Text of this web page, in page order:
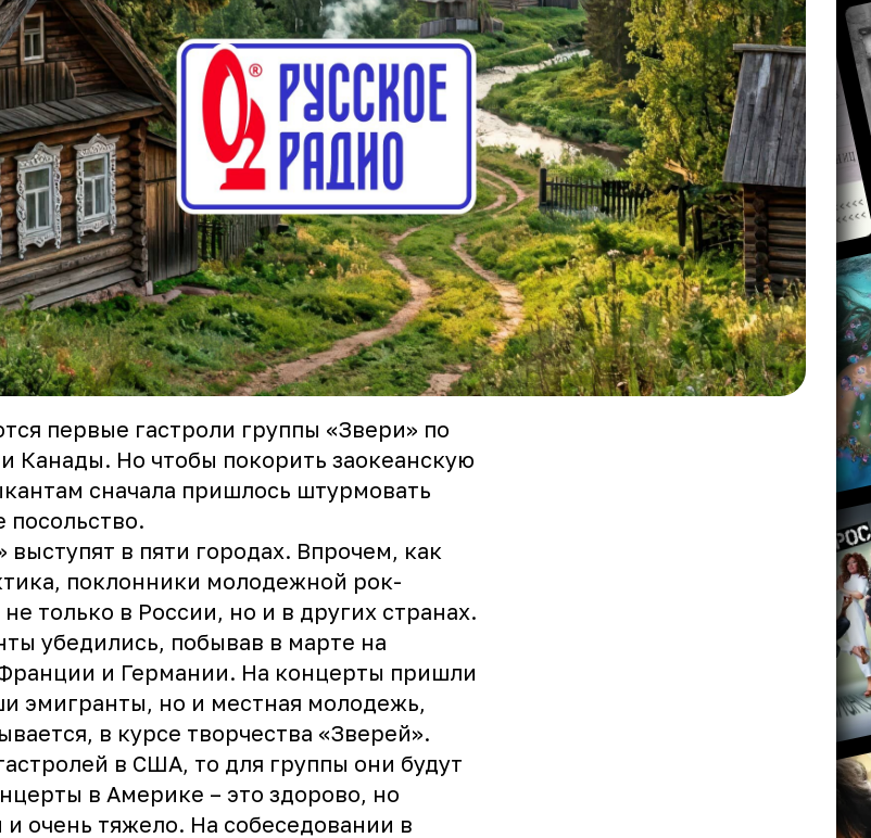
первые гастроли группы «Звери» по
Канады. Но чтобы покорить заокеанскую
сначала пришлось штурмовать
посольство.
выступят в пяти городах. Впрочем, как
поклонники молодежной рок-
только в России, но и в других странах.
убедились, побывав в марте на
Франции и Германии. На концерты пришли
эмигранты, но и местная молодежь,
в курсе творчества «Зверей».
в США, то для группы они будут
в Америке – это здорово, но
и очень тяжело. На собеседовании в